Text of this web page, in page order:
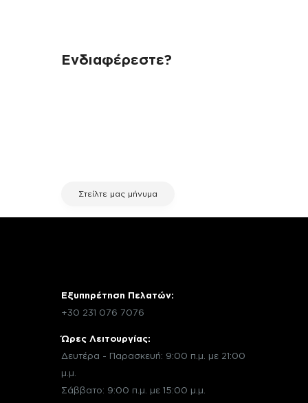
Ενδιαφέρεστε?
Στείλτε μας μήνυμα
Εξυπηρέτηση Πελατών:
+30 231 076 7076
Ώρες Λειτουργίας:
Δευτέρα - Παρασκευή: 9:00 π.μ. με 21:00
μ.μ.
Σάββατο: 9:00 π.μ. με 15:00 μ.μ.